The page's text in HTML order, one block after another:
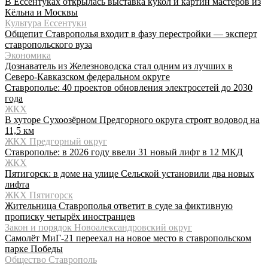
Кёльна и Москвы
Культура Ессентуки
Общепит Ставрополья входит в фазу перестройки — эксперт
ставропольского вуза
Экономика
Дознаватель из Железноводска стал одним из лучших в
Северо-Кавказском федеральном округе
Ставрополье: 40 проектов обновления электросетей до 2030
года
ЖКХ
В хуторе Сухоозёрном Предгорного округа строят водовод на
11,5 км
ЖКХ Предгорный округ
Ставрополье: в 2026 году ввели 31 новый лифт в 12 МКД
ЖКХ
Пятигорск: в доме на улице Сельской установили два новых
лифта
ЖКХ Пятигорск
Жительница Ставрополья ответит в суде за фиктивную
прописку четырёх иностранцев
Закон и порядок Новоалександровский округ
Самолёт МиГ-21 переехал на новое место в ставропольском
парке Победы
Общество Ставрополь